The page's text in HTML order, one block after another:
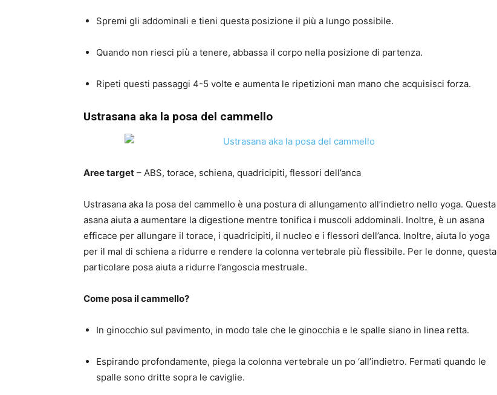
Spremi gli addominali e tieni questa posizione il più a lungo possibile.
Quando non riesci più a tenere, abbassa il corpo nella posizione di partenza.
Ripeti questi passaggi 4-5 volte e aumenta le ripetizioni man mano che acquisisci forza.
Ustrasana aka la posa del cammello
Aree target – ABS, torace, schiena, quadricipiti, flessori dell’anca
Ustrasana aka la posa del cammello è una postura di allungamento all’indietro nello yoga. Questa
asana aiuta a aumentare la digestione mentre tonifica i muscoli addominali. Inoltre, è un asana
efficace per allungare il torace, i quadricipiti, il nucleo e i flessori dell’anca. Inoltre, aiuta lo yoga
per il mal di schiena a ridurre e rendere la colonna vertebrale più flessibile. Per le donne, questa
particolare posa aiuta a ridurre l’angoscia mestruale.
Come posa il cammello?
In ginocchio sul pavimento, in modo tale che le ginocchia e le spalle siano in linea retta.
Espirando profondamente, piega la colonna vertebrale un po ‘all’indietro. Fermati quando le
spalle sono dritte sopra le caviglie.